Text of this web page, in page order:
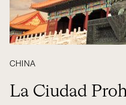
CHINA
La Ciudad